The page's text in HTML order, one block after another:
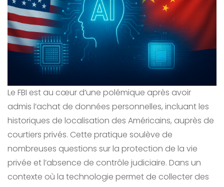
Le FBI est au cœur d’une polémique après avoir
admis l’achat de données personnelles, incluant les
historiques de localisation des Américains, auprès de
courtiers privés. Cette pratique soulève de
nombreuses questions sur la protection de la vie
privée et l’absence de contrôle judiciaire. Dans un
contexte où la technologie permet de collecter des